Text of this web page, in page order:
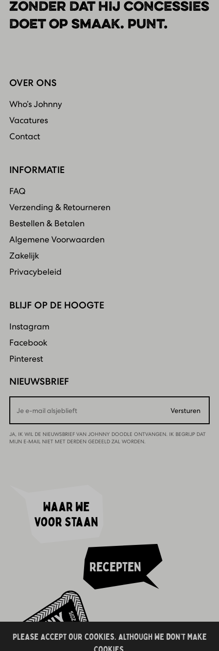
PLEASE ACCEPT OUR COOKIES. ALTHOUGH WE DON’T MAKE
ZONDER DAT HIJ CONCESSIES
DOET OP SMAAK. PUNT.
OVER ONS
Who’s Johnny
Vacatures
Contact
INFORMATIE
FAQ
Verzending & Retourneren
Bestellen & Betalen
Algemene Voorwaarden
Zakelijk
Privacybeleid
BLIJF OP DE HOOGTE
Instagram
Facebook
Pinterest
NIEUWSBRIEF
Versturen
JA, IK WIL DE NIEUWSBRIEF VAN JOHNNY DOODLE ONTVANGEN. IK BEGRIJP DAT
MIJN E-MAIL NIET MET DERDEN GEDEELD ZAL WORDEN.
Waar we
voor staan
Recepten